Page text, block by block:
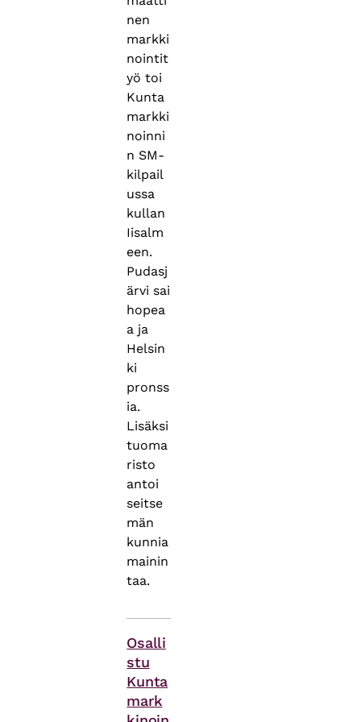
nen
markki
nointit
yö toi
Kunta
markki
noinni
n SM-
kilpail
ussa
kullan
Iisalm
een.
Pudasj
ärvi sai
hopea
a ja
Helsin
ki
pronss
ia.
Lisäksi
tuoma
risto
antoi
seitse
män
kunnia
mainin
taa.
Osalli
stu
Kunta
mark